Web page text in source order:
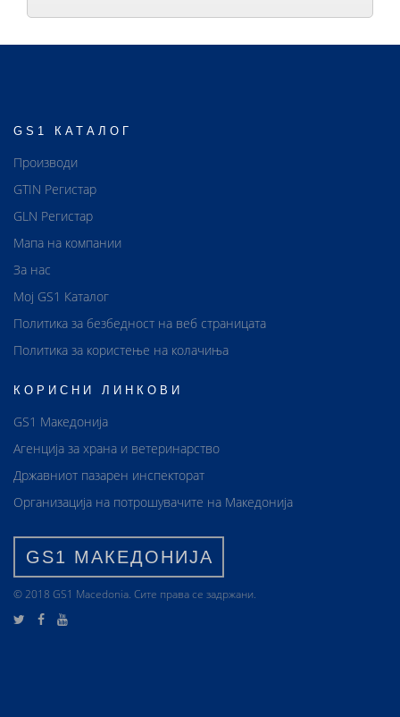
GS1 КАТАЛОГ
Производи
GTIN Регистар
GLN Регистар
Мапа на компании
За нас
Мој GS1 Каталог
Политика за безбедност на веб страницата
Политика за користење на колачиња
КОРИСНИ ЛИНКОВИ
GS1 Македонија
Агенција за храна и ветеринарство
Државниот пазарен инспекторат
Организација на потрошувачите на Македонија
GS1 МАКЕДОНИЈА
© 2018 GS1 Маcedonia. Сите права се задржани.